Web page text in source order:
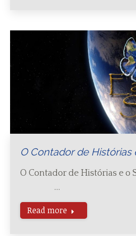
O Contador de Histórias
O Contador de
…
Read more